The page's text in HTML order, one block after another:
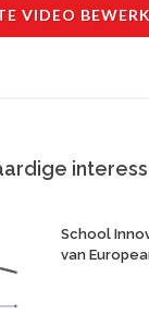
VIDEO
School
van